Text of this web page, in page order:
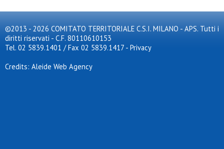
©2013 - 2026 COMITATO TERRITORIALE C.S.I. MILANO - APS. Tutti i
diritti riservati - C.F. 80110610153
Tel. 02 5839.1401 / Fax 02 5839.1417 - Privacy
Credits: Aleide Web Agency